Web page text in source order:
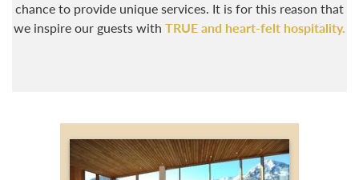
chance to provide unique services. It is for this reason that
we inspire our guests with TRUE and heart-felt hospitality.